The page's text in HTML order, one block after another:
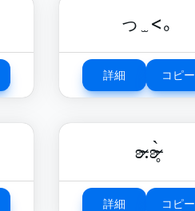
っ ̫ <｡
詳細 コピー
ʚ̴̶̷.ʚ̴̶̷̥̀
詳細 コピー